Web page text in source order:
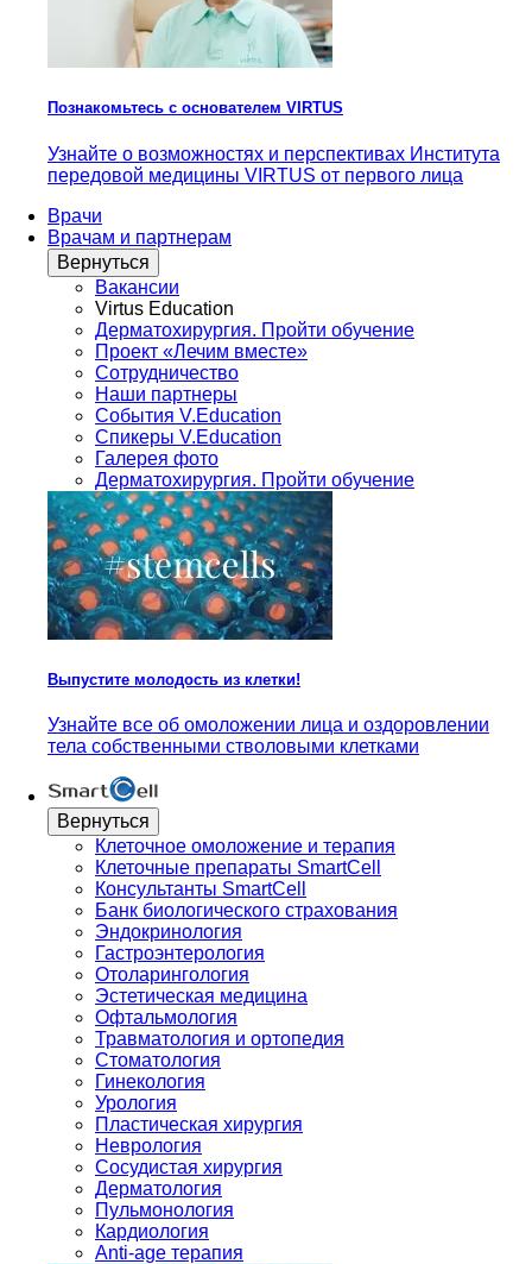
Познакомьтесь с основателем VIRTUS
Узнайте о возможностях и перспективах Института
передовой медицины VIRTUS от первого лица
Врачи
Врачам и партнерам
Вернуться
Вакансии
Virtus Education
Дерматохирургия. Пройти обучение
Проект «Лечим вместе»
Сотрудничество
Наши партнеры
События V.Education
Спикеры V.Education
Галерея фото
Дерматохирургия. Пройти обучение
Выпустите молодость из клетки!
Узнайте все об омоложении лица и оздоровлении
тела собственными стволовыми клетками
Вернуться
Клеточное омоложение и терапия
Клеточные препараты SmartCell
Консультанты SmartCell
Банк биологического страхования
Эндокринология
Гастроэнтерология
Отоларингология
Эстетическая медицина
Офтальмология
Травматология и ортопедия
Стоматология
Гинекология
Урология
Пластическая хирургия
Неврология
Сосудистая хирургия
Дерматология
Пульмонология
Кардиология
Anti-age терапия